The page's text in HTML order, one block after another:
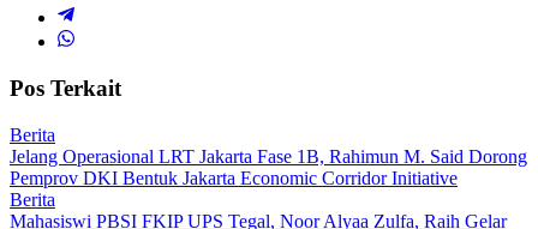
Pos Terkait
Berita
Jelang Operasional LRT Jakarta Fase 1B, Rahimun M. Said Dorong
Pemprov DKI Bentuk Jakarta Economic Corridor Initiative
Berita
Mahasiswi PBSI FKIP UPS Tegal, Noor Alyaa Zulfa, Raih Gelar